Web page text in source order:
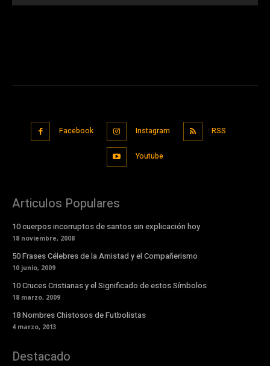
Facebook Instagram RSS
Youtube
Articulos Populares
10 cuerpos incorruptos de santos sin explicación hoy
18 noviembre, 2008
50 Frases Célebres de la Amistad y el Compañerismo
10 junio, 2009
10 Cruces Cristianas y el Significado de estos Símbolos
18 marzo, 2009
18 Nombres Chistosos de Futbolistas
4 marzo, 2013
Destacado